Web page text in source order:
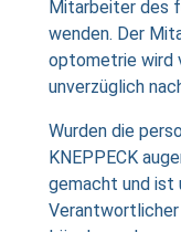
Mitarbeiter des
wenden. Der
optometrie wird
unverzüglich
Wurden die
KNEPPECK
gemacht und ist
Verantwortlicher